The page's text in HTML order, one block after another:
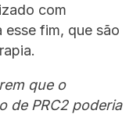
com
fim, que são
que o
de PRC2 poderia